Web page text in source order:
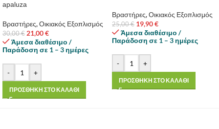
apaluza
Βραστήρες,Οικιακός Εξοπλισμός
30,00€ 21,00€
Άμεσα διαθέσιμο /
Παράδοση σε 1 – 3 ημέρες
- +
ΠΡΟΣΘΗΚΗ ΣΤΟ ΚΑΛΑΘΙ
Βραστήρες,Οικιακός Εξοπλισμός
25,00€ 19,90€
Άμεσα διαθέσιμο /
Παράδοση σε 1 – 3 ημέρες
- +
ΠΡΟΣΘΗΚΗ ΣΤΟ ΚΑΛΑΘΙ